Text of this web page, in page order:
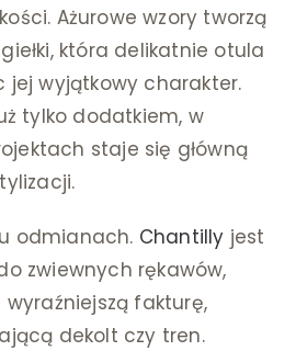
Ażurowe wzory tworzą
która delikatnie otula
jej wyjątkowy charakter.
tylko dodatkiem, w
staje się główną
odmianach. Chantilly jest
zwiewnych rękawów,
wyraźniejszą fakturę,
dekolt czy tren.